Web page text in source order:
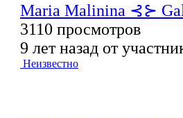
Maria Malinina ⊰⊱
3110 просмотров
9 лет назад от
Неизвестно